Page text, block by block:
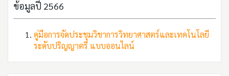
ข้อมูลปี 2566
คู่มือการจัดประชุมวิชาการวิทยาศาสตร์และเทคโนโลยี
ระดับปริญญาตรี แบบออนไลน์